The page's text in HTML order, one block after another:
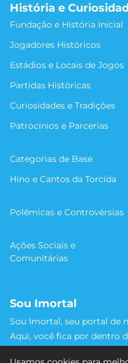
História e
Fundação e História Inicial
Jogadores Históricos
Estádios e Locais de Jogos
Partidas Históricas
Curiosidades e Tradições
Patrocínios e Parcerias
Categorias de Base
Hino e Cantos da Torcida
Polêmicas e Controvérsias
Ações Sociais e
Comunitárias
Sou Imortal
Sou Imortal, seu portal de
Aqui, você fica por dentro